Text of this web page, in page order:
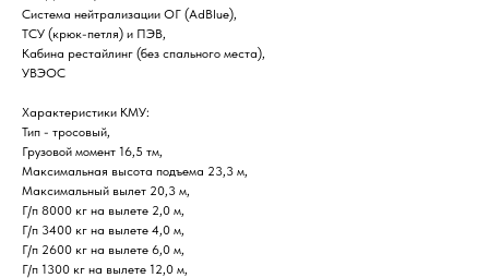
Система нейтрализации ОГ (AdBlue),
ТСУ (крюк-петля) и ПЭВ,
Кабина рестайлинг (без спального места),
УВЭОС
Характеристики КМУ:
Тип - тросовый,
Грузовой момент 16,5 тм,
Максимальная высота подъема 23,3 м,
Максимальный вылет 20,3 м,
Г/п 8000 кг на вылете 2,0 м,
Г/п 3400 кг на вылете 4,0 м,
Г/п 2600 кг на вылете 6,0 м,
Г/п 1300 кг на вылете 12,0 м,